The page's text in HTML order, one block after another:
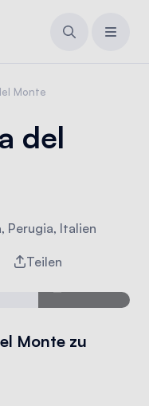
Monte
del
Perugia, Italien
Teilen
Monte zu